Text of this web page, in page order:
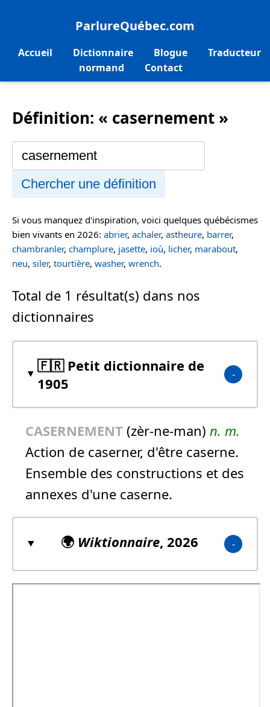
ParlureQuébec.com
Accueil Dictionnaire Blogue
Traducteur
normand
Contact
Définition: « casernement »
Chercher une définition
Si vous manquez d'inspiration, voici quelques québécismes
bien vivants en 2026: abrier, achaler, astheure, barrer,
chambranler, champlure, jasette, ioù, licher, marabout,
neu, siler, tourtière, washer, wrench.
Total de 1 résultat(s) dans nos
dictionnaires
🇫🇷 Petit dictionnaire de
1905
CASERNEMENT (zèr-ne-man) n. m.
Action de caserner, d'être caserne.
Ensemble des constructions et des
annexes d'une caserne.
🌍 Wiktionnaire, 2026